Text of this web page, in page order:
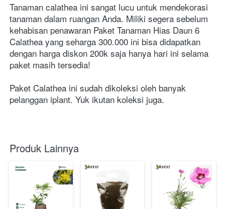
Tanaman calathea ini sangat lucu untuk mendekorasi
tanaman dalam ruangan Anda. Miliki segera sebelum
kehabisan penawaran Paket Tanaman Hias Daun 6
Calathea yang seharga 300.000 ini bisa didapatkan
dengan harga diskon 200k saja hanya hari ini selama
paket masih tersedia!
Paket Calathea ini sudah dikoleksi oleh banyak
pelanggan iplant. Yuk ikutan koleksi juga.
Produk Lainnya